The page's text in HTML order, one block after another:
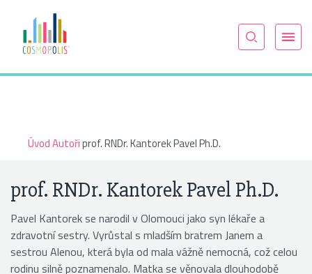
ÚvodAutořiprof. RNDr. Kantorek Pavel Ph.D.
prof. RNDr. Kantorek Pavel Ph.D.
Pavel Kantorek se narodil v Olomouci jako syn lékaře a
zdravotní sestry. Vyrůstal s mladším bratrem Janem a
sestrou Alenou, která byla od mala vážně nemocná, což celou
rodinu silně poznamenalo. Matka se věnovala dlouhodobě